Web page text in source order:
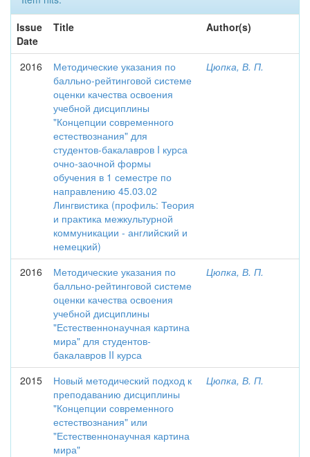
Issue
Date
Title Author(s)
2016
Методические указания по
балльно-рейтинговой системе
оценки качества освоения
учебной дисциплины
"Концепции современного
естествознания" для
студентов-бакалавров I курса
очно-заочной формы
обучения в 1 семестре по
направлению 45.03.02
Лингвистика (профиль: Теория
и практика межкультурной
коммуникации - английский и
немецкий)
Цюпка, В. П.
2016
Методические указания по
балльно-рейтинговой системе
оценки качества освоения
учебной дисциплины
"Естественнонаучная картина
мира" для студентов-
бакалавров II курса
Цюпка, В. П.
2015
Новый методический подход к
преподаванию дисциплины
"Концепции современного
естествознания" или
"Естественнонаучная картина
мира"
Цюпка, В. П.